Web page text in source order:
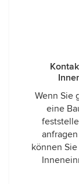
Wenn Sie
eine
können